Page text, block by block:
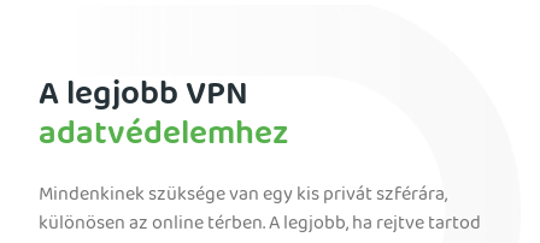
A legjobb VPN
adatvédelemhez
Mindenkinek szüksége van egy kis privát szférára,
különösen az online térben. A legjobb, ha rejtve tartod